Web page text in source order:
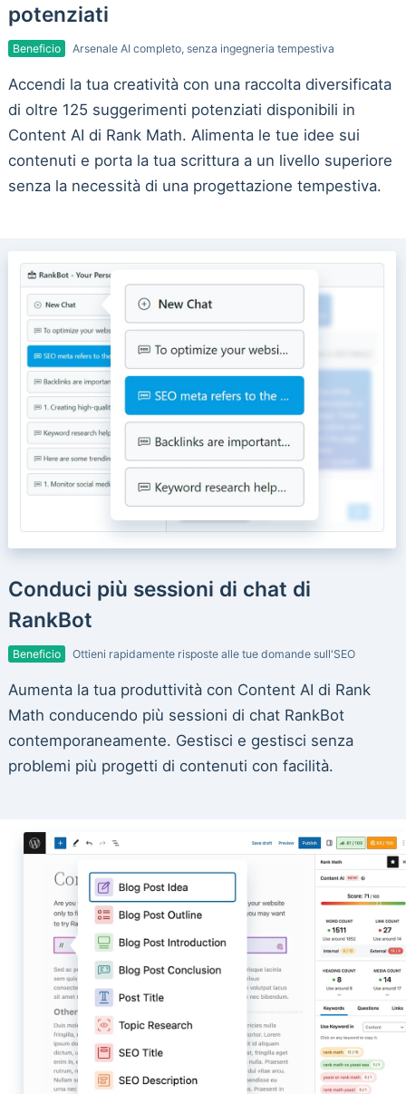
potenziati
Beneficio Arsenale AI completo, senza ingegneria tempestiva
Accendi la tua creatività con una raccolta diversificata
di oltre 125 suggerimenti potenziati disponibili in
Content AI di Rank Math. Alimenta le tue idee sui
contenuti e porta la tua scrittura a un livello superiore
senza la necessità di una progettazione tempestiva.
Conduci più sessioni di chat di
RankBot
Beneficio Ottieni rapidamente risposte alle tue domande sull'SEO
Aumenta la tua produttività con Content AI di Rank
Math conducendo più sessioni di chat RankBot
contemporaneamente. Gestisci e gestisci senza
problemi più progetti di contenuti con facilità.